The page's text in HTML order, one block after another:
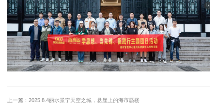
上一篇： 2025.8.4丽水景宁天空之城，悬崖上的海市蜃楼